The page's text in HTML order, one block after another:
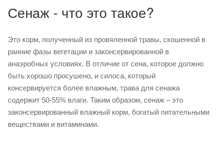
Сенаж - что это такое?
Это корм, полученный из провяленной травы, скошенной в
ранние фазы вегетации и законсервированной в
анаэробных условиях. В отличие от сена, которое должно
быть хорошо просушено, и силоса, который
консервируется более влажным, трава для сенажа
содержит 50-55% влаги. Таким образом, сенаж – это
законсервированный влажный корм, богатый питательными
веществами и витаминами.